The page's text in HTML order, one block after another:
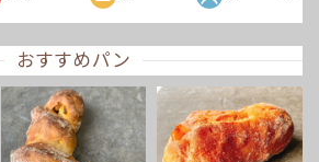
おすすめパン